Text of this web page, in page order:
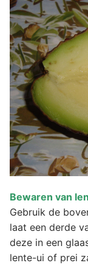
Bewaren van
Gebruik de
laat een derde
deze in een
lente-ui of prei